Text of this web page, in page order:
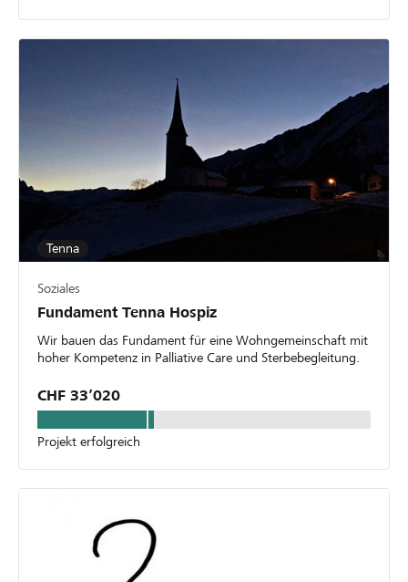
Tenna
Soziales
Fundament Tenna Hospiz
Wir bauen das Fundament für eine Wohngemeinschaft mit
hoher Kompetenz in Palliative Care und Sterbebegleitung.
CHF 33’020
Projekt erfolgreich